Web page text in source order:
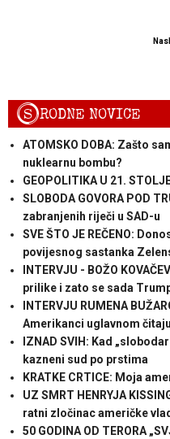
SRODNE NOVICE
ATOMSKO DOBA: Zašto
nuklearnu bombu?
GEOPOLITIKA U 21.
SLOBODA GOVORA POD
zabranjenih riječi u SAD-u
SVE ŠTO JE REČENO:
povijesnog sastanka
INTERVJU - BOŽO
prilike i zato se sada
INTERVJU RUMENA
Amerikanci uglavnom
IZNAD SVIH: Kad
kazneni sud po prstima
KRATKE CRTICE: Moja
UZ SMRT HENRYJA
ratni zločinac američke
50 GODINA OD TERORA